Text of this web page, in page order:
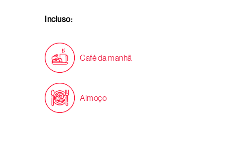
Incluso:
Café da manhã
Almoço